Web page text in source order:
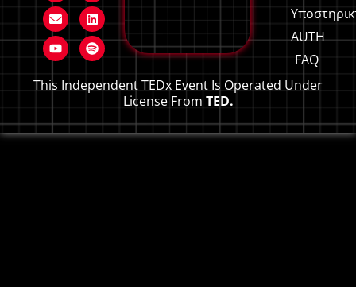
AUTH
FAQ
This Independent TEDx Event Is Operated Under
License From TED.